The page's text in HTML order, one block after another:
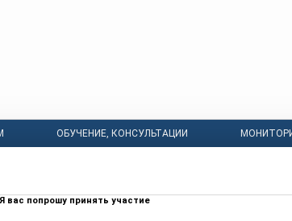
ОБУЧЕНИЕ, КОНСУЛЬТАЦИИ
вас попрошу принять участие